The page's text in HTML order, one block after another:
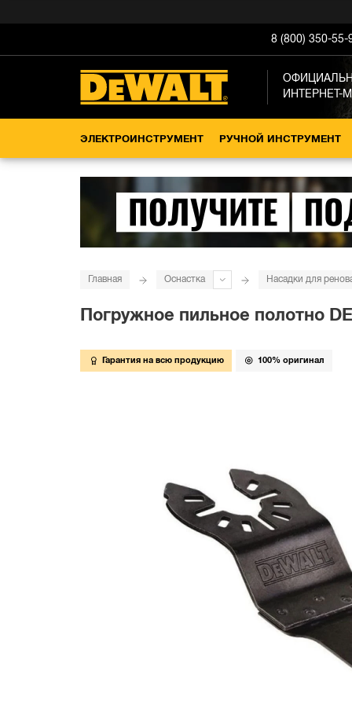
8 (800) 350-55-
ИНТЕРНЕТ-
ЭЛЕКТРОИНСТРУМЕНТ РУЧНОЙ ИНСТРУМЕНТ
Главная Оснастка Насадки для
Погружное пильное полотно
Гарантия на всю продукцию 100% оригинал